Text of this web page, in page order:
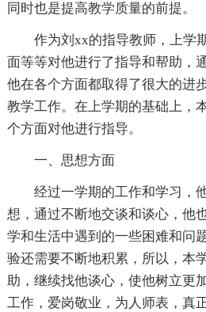
同时也是提高教学质量的前提。
作为刘xx的指导教师，上学
面等等对他进行了指导和帮助，
他在各个方面都取得了很大的进
教学工作。在上学期的基础上，
个方面对他进行指导。
一、思想方面
经过一学期的工作和学习，
想，通过不断地交谈和谈心，他
学和生活中遇到的一些困难和问
验还需要不断地积累，所以，本
助，继续找他谈心，使他树立更
工作，爱岗敬业，为人师表，真